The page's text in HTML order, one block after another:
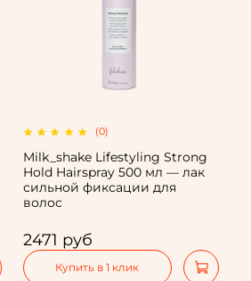
(0)
Milk_shake Lifestyling Strong
Hold Hairspray 500 мл — лак
сильной фиксации для
волос
2471 руб
Купить в 1 клик